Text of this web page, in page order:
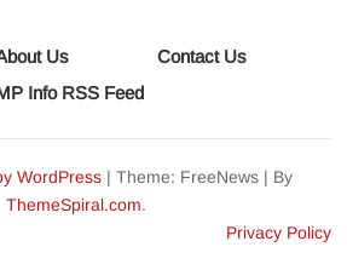
Us
Contact Us
Info RSS Feed
WordPress | Theme: FreeNews | By
ThemeSpiral.com.
Privacy Policy